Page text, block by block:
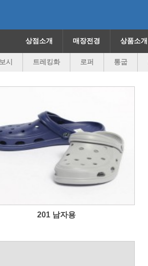
상점소개 매장전경 상품소개
시 트레킹화 로퍼 통굽
201 남자용